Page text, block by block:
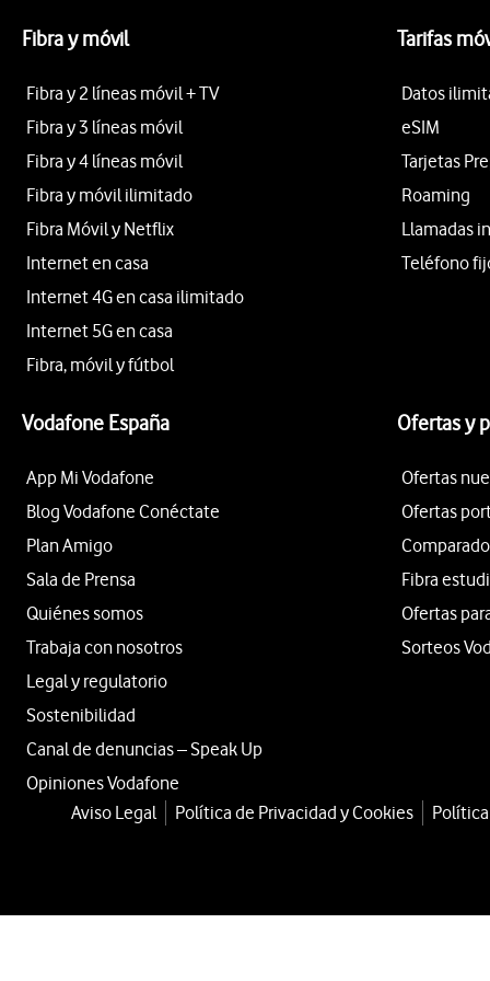
Fibra y móvil
Fibra y 2 líneas móvil + TV
Fibra y 3 líneas móvil
Fibra y 4 líneas móvil
Fibra y móvil ilimitado
Fibra Móvil y Netflix
Internet en casa
Internet 4G en casa ilimitado
Internet 5G en casa
Fibra, móvil y fútbol
Tarifas
Datos
eSIM
Tarjetas
Roaming
Llamadas
Teléfono
Vodafone España
App Mi Vodafone
Blog Vodafone Conéctate
Plan Amigo
Sala de Prensa
Quiénes somos
Trabaja con nosotros
Legal y regulatorio
Sostenibilidad
Canal de denuncias – Speak Up
Opiniones Vodafone
Ofertas y
Ofertas
Ofertas
Fibra
Ofertas
Sorteos
Aviso Legal Política de Privacidad y Cookies